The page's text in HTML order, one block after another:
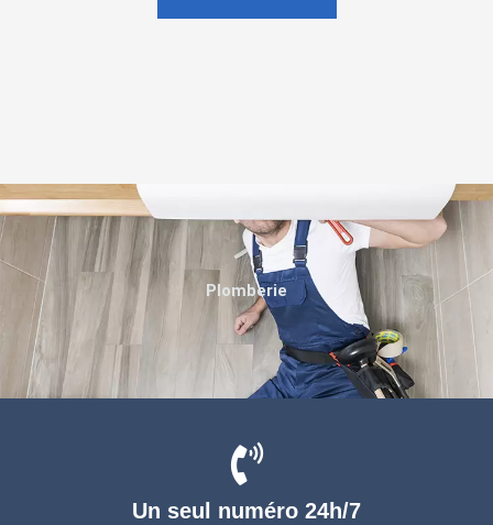
Un seul numéro 24h/7
Plomberie